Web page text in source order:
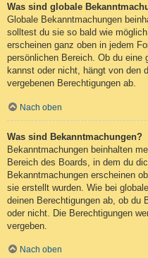
Was sind globale
Globale Bekanntmachungen
solltest du sie so bald wie
erscheinen ganz oben in jedem
persönlichen Bereich. Ob du eine
kannst oder nicht, hängt von den
vergebenen Berechtigungen ab.
Nach oben
Was sind Bekanntmachungen?
Bekanntmachungen beinhalten
Bereich des Boards, in dem du
Bekanntmachungen erscheinen
sie erstellt wurden. Wie bei
deinen Berechtigungen ab, ob du
oder nicht. Die Berechtigungen
vergeben.
Nach oben